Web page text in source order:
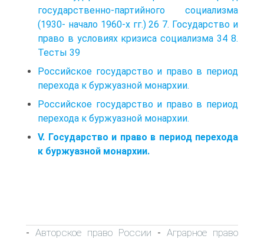
государственно-партийного социализма
(1930- начало 1960-х гг.) 26 7. Государство и
право в условиях кризиса социализма 34 8.
Тесты 39
Российское государство и право в период
перехода к буржуазной монархии.
Российское государство и право в период
перехода к буржуазной монархии.
V. Государство и право в период перехода
к буржуазной монархии.
- Авторское право России - Аграрное право